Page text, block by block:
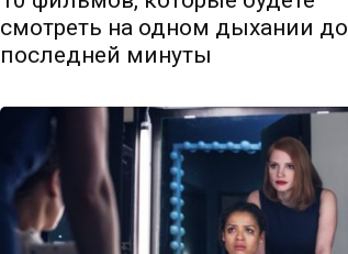
смотреть на одном дыхании до
последней минуты